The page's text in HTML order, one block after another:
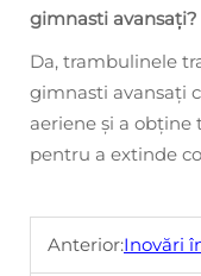
gimnasti avansați?
Da, trambulinele
gimnasti avansați
aeriene și a
pentru a extinde
Anterior:Inovări în Trasee